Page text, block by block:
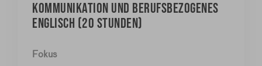
Kommunikation und berufsbezogenes
Englisch (20 Stunden)
Fokus